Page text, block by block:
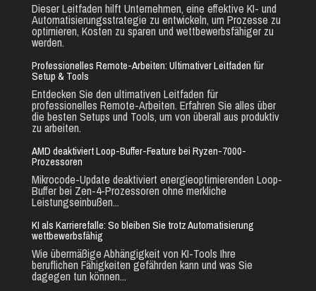
Dieser Leitfaden hilft Unternehmen, eine effektive KI- und
Automatisierungsstrategie zu entwickeln, um Prozesse zu
optimieren, Kosten zu sparen und wettbewerbsfähiger zu
werden.
Professionelles Remote-Arbeiten: Ultimativer Leitfaden für
Setup & Tools
Entdecken Sie den ultimativen Leitfaden für
professionelles Remote-Arbeiten. Erfahren Sie alles über
die besten Setups und Tools, um von überall aus produktiv
zu arbeiten.
AMD deaktiviert Loop-Buffer-Feature bei Ryzen-7000-
Prozessoren
Mikrocode-Update deaktiviert energieoptimierenden Loop-
Buffer bei Zen-4-Prozessoren ohne merkliche
Leistungseinbußen...
KI als Karrierefalle: So bleiben Sie trotz Automatisierung
wettbewerbsfähig
Wie übermäßige Abhängigkeit von KI-Tools Ihre
beruflichen Fähigkeiten gefährden kann und was Sie
dagegen tun können...